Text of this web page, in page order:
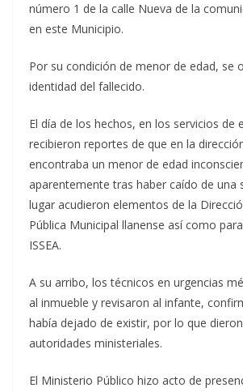
número 1 de la calle Nueva de la
en este Municipio.
Por su condición de menor de edad, se
identidad del fallecido.
El día de los hechos, en los servicios de
recibieron reportes de que en la
encontraba un menor de edad
aparentemente tras haber caído de una
lugar acudieron elementos de la
Pública Municipal llanense así como
ISSEA.
A su arribo, los técnicos en urgencias
al inmueble y revisaron al infante,
había dejado de existir, por lo que
autoridades ministeriales.
El Ministerio Público hizo acto de